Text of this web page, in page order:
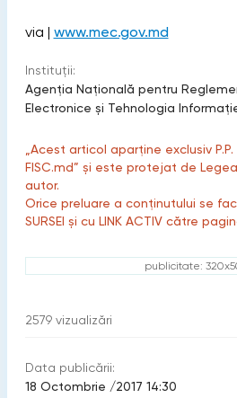
via | www.mec.gov.md
Instituții:
Agenţia Naţională pentru
Electronice şi Tehnologia
„Acest articol aparține exclusiv
FISC.md” și este protejat de
autor.
Orice preluare a conținutului se
SURSEI și cu LINK ACTIV către
publicitate:
2579 vizualizări
Data publicării:
18 Octombrie /2017 14:30